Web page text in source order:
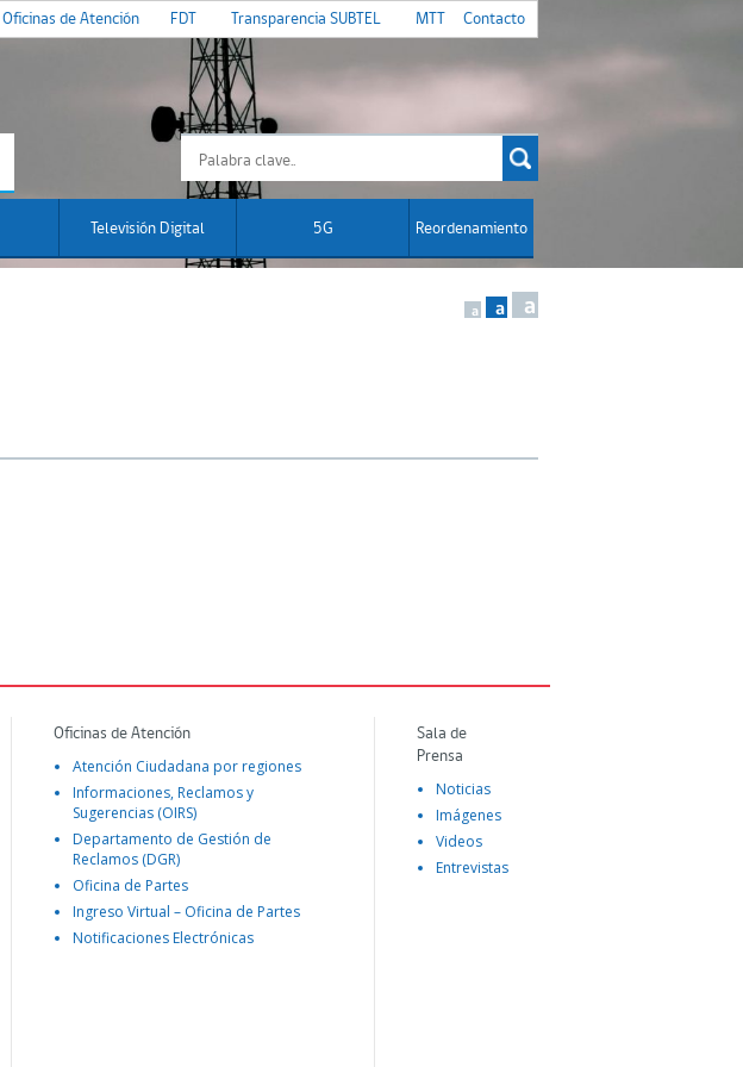
Oficinas de Atención FDT Transparencia SUBTEL MTT Contacto
Televisión Digital 5G Reordenamiento
a a a
Oficinas de Atención
Atención Ciudadana por regiones
Informaciones, Reclamos y
Sugerencias (OIRS)
Departamento de Gestión de
Reclamos (DGR)
Oficina de Partes
Ingreso Virtual – Oficina de Partes
Notificaciones Electrónicas
Sala de
Prensa
Noticias
Imágenes
Videos
Entrevistas